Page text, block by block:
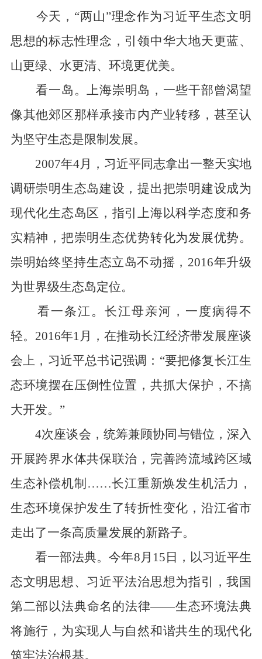
今天，“两山”理念作为习近平生态文明
思想的标志性理念，引领中华大地天更蓝、
山更绿、水更清、环境更优美。
看一岛。上海崇明岛，一些干部曾渴望
像其他郊区那样承接市内产业转移，甚至认
为坚守生态是限制发展。
2007年4月，习近平同志拿出一整天实地
调研崇明生态岛建设，提出把崇明建设成为
现代化生态岛区，指引上海以科学态度和务
实精神，把崇明生态优势转化为发展优势。
崇明始终坚持生态立岛不动摇，2016年升级
为世界级生态岛定位。
看一条江。长江母亲河，一度病得不
轻。2016年1月，在推动长江经济带发展座谈
会上，习近平总书记强调：“要把修复长江生
态环境摆在压倒性位置，共抓大保护，不搞
大开发。”
4次座谈会，统筹兼顾协同与错位，深入
开展跨界水体共保联治，完善跨流域跨区域
生态补偿机制……长江重新焕发生机活力，
生态环境保护发生了转折性变化，沿江省市
走出了一条高质量发展的新路子。
看一部法典。今年8月15日，以习近平生
态文明思想、习近平法治思想为指引，我国
第二部以法典命名的法律——生态环境法典
将施行，为实现人与自然和谐共生的现代化
筑牢法治根基。